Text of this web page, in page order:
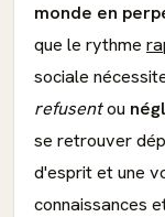
monde en
que le rythme
sociale
refusentou
se retrouver
d'esprit et une
connaissances